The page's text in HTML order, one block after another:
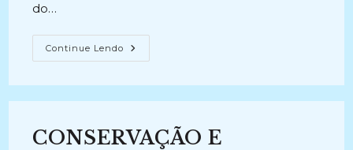
do…
Continue Lendo CONSERVAÇÃO
E
EM
ARTISTA
CONSERVAÇÃO E